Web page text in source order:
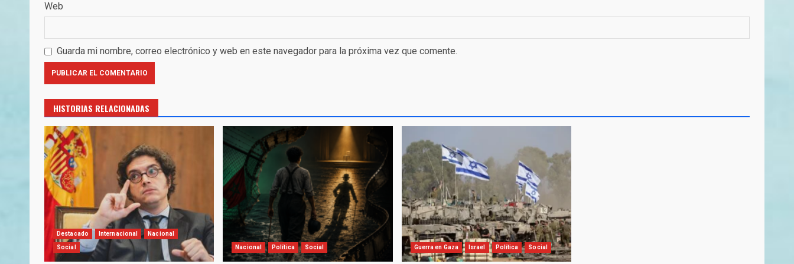
Web
Guarda mi nombre, correo electrónico y web en este navegador para la próxima vez que comente.
HISTORIAS RELACIONADAS
Destacado Internacional Nacional
Social Nacional Política Social Guerra en Gaza Israel Política Social